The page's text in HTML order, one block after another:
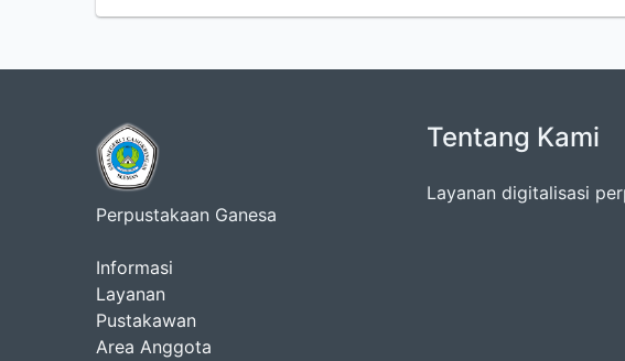
Perpustakaan Ganesa
Informasi
Layanan
Pustakawan
Area Anggota
Tentang Kami
Layanan digitalisasi